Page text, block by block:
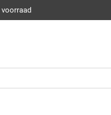
voorraad